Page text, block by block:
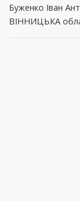
Буженко Іван
ВІННИЦЬКА